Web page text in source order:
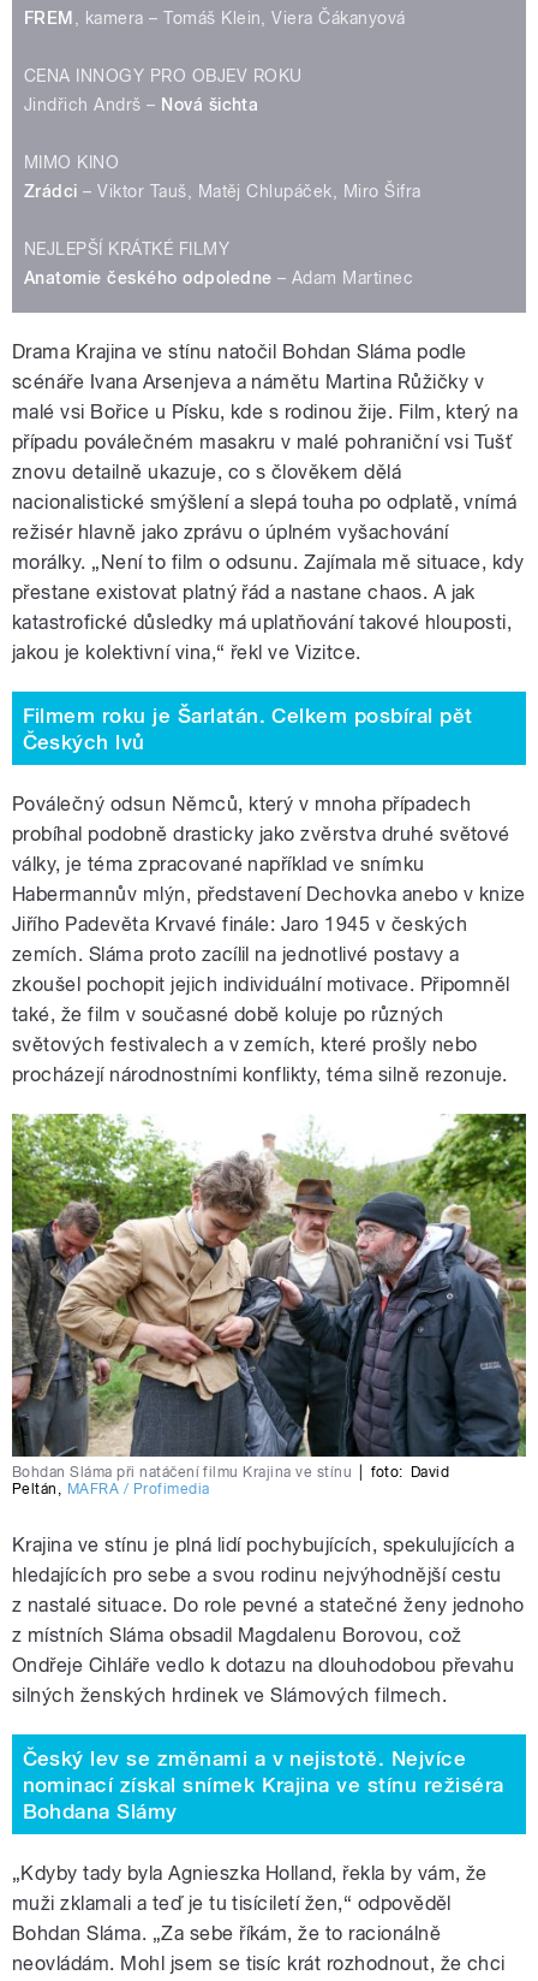
FREM , kamera – Tomáš Klein, Viera Čákanyová
CENA INNOGY PRO OBJEV ROKU
Jindřich Andrš – Nová šichta
MIMO KINO
Zrádci– Viktor Tauš, Matěj Chlupáček, Miro Šifra
NEJLEPŠÍ KRÁTKÉ FILMY
Anatomie českého odpoledne – Adam Martinec
Drama Krajina ve stínu natočil Bohdan Sláma podle
scénáře Ivana Arsenjeva a námětu Martina Růžičky v
malé vsi Bořice u Písku, kde s rodinou žije. Film, který na
případu poválečném masakru v malé pohraniční vsi Tušť
znovu detailně ukazuje, co s člověkem dělá
nacionalistické smýšlení a slepá touha po odplatě, vnímá
režisér hlavně jako zprávu o úplném vyšachování
morálky. „Není to film o odsunu. Zajímala mě situace, kdy
přestane existovat platný řád a nastane chaos. A jak
katastrofické důsledky má uplatňování takové hlouposti,
jakou je kolektivní vina,“ řekl ve Vizitce.
Filmem roku je Šarlatán. Celkem posbíral pět
Českých lvů
Poválečný odsun Němců, který v mnoha případech
probíhal podobně drasticky jako zvěrstva druhé světové
války, je téma zpracované například ve snímku
Habermannův mlýn, představení Dechovka anebo v knize
Jiřího Padevěta Krvavé finále: Jaro 1945 v českých
zemích. Sláma proto zacílil na jednotlivé postavy a
zkoušel pochopit jejich individuální motivace. Připomněl
také, že film v současné době koluje po různých
světových festivalech a v zemích, které prošly nebo
procházejí národnostními konflikty, téma silně rezonuje.
Bohdan Sláma při natáčení filmu Krajina ve stínu foto:
David
Peltán , MAFRA / Profimedia
Krajina ve stínu je plná lidí pochybujících, spekulujících a
hledajících pro sebe a svou rodinu nejvýhodnější cestu
z nastalé situace. Do role pevné a statečné ženy jednoho
z místních Sláma obsadil Magdalenu Borovou, což
Ondřeje Cihláře vedlo k dotazu na dlouhodobou převahu
silných ženských hrdinek ve Slámových filmech.
Český lev se změnami a v nejistotě. Nejvíce
nominací získal snímek Krajina ve stínu režiséra
Bohdana Slámy
„Kdyby tady byla Agnieszka Holland, řekla by vám, že
muži zklamali a teď je tu tisíciletí žen,“ odpověděl
Bohdan Sláma. „Za sebe říkám, že to racionálně
neovládám. Mohl jsem se tisíc krát rozhodnout, že chci